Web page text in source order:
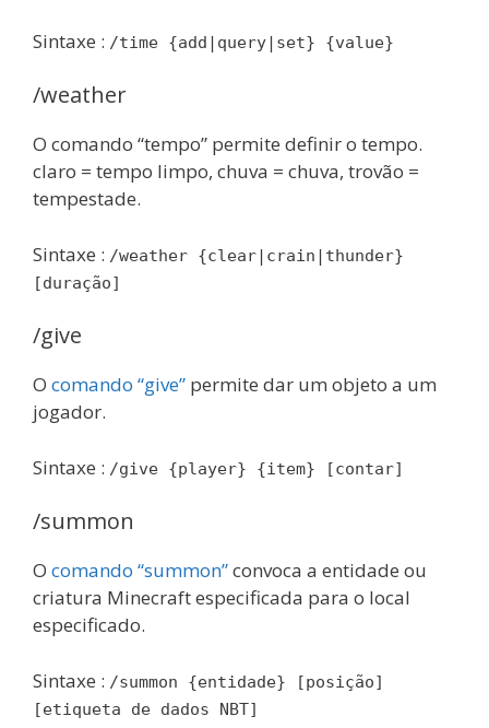
Sintaxe : /time {add|query|set} {value}
/weather
O comando “tempo” permite definir o tempo.
claro = tempo limpo, chuva = chuva, trovão =
tempestade.
Sintaxe : /weather {clear|crain|thunder}
[duração]
/give
O comando “give” permite dar um objeto a um
jogador.
Sintaxe : /give {player} {item} [contar]
/summon
O comando “summon”convoca a entidade ou
criatura Minecraft especificada para o local
especificado.
Sintaxe : /summon {entidade} [posição]
[etiqueta de dados NBT]